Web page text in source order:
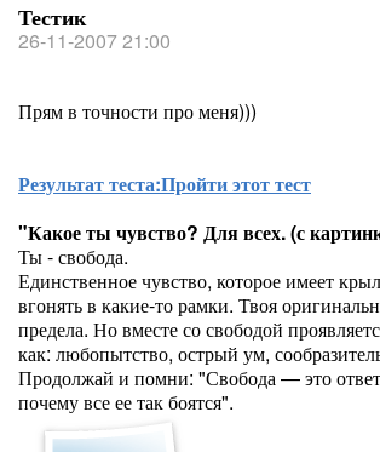
Тестик
26-11-2007 21:00
Прям в точности про меня)))
Результат теста:Пройти этот тест
"Какое ты чувство? Для всех. (с
Ты - свобода.
Единственное чувство, которое имеет
вгонять в какие-то рамки. Твоя
предела. Но вместе со свободой
как: любопытство, острый ум,
Продолжай и помни: "Свобода — это
почему все ее так боятся".